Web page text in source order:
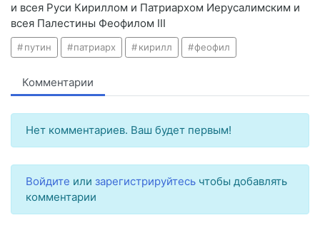
и всея Руси Кириллом и Патриархом Иерусалимским и
всея Палестины Феофилом III
путин патриарх кирилл феофил
Комментарии
Нет комментариев. Ваш будет первым!
Войдите или зарегистрируйтесь чтобы добавлять
комментарии